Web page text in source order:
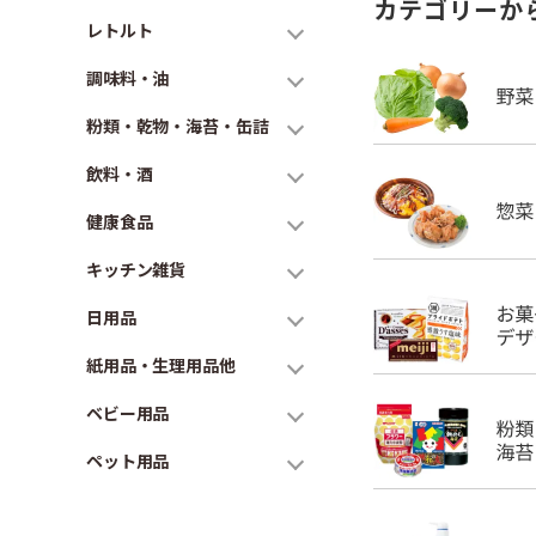
レトルト
調味料・油
粉類・乾物・海苔・缶詰
飲料・酒
健康食品
キッチン雑貨
日用品
紙用品・生理用品他
ベビー用品
ペット用品
カテゴリーか